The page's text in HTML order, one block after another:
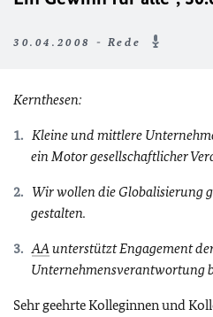
30.04.2008 - Rede
Kernthesen:
Kleine und mittlere
ein Motor gesellschaftlicher
Wir wollen die Globalisierung
gestalten.
AAunterstützt Engagement
Unternehmensverantwortung
Sehr geehrte Kolleginnen und